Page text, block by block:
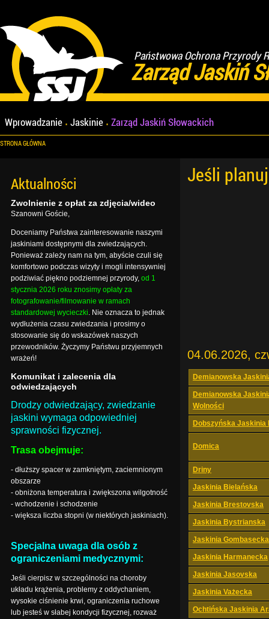
Państwowa Ochrona Przyrody
Zarząd Jaskiń
Wprowadzanie Jaskinie Zarząd Jaskiń Słowackich
STRONA GŁÓWNA
Jeśli
04.06.2026,
Demianowska
Demianowska
Wolności
Dobszyńska Jaskinia
Domica
Driny
Jaskinia Bielańska
Jaskinia Brestovska
Jaskinia Bystrianska
Jaskinia Gombasecka
Jaskinia Harmanecka
Jaskinia Jasovska
Jaskinia Vażecka
Ochtińska Jaskinia
Aktualności
Zwolnienie z opłat za zdjęcia/wideo
Szanowni Goście,
Doceniamy Państwa zainteresowanie naszymi
jaskiniami dostępnymi dla zwiedzających.
Ponieważ zależy nam na tym, abyście czuli się
komfortowo podczas wizyty i mogli intensywniej
podziwiać piękno podziemnej przyrody, od 1
stycznia 2026 roku znosimy opłaty za
fotografowanie/filmowanie w ramach
standardowej wycieczki. Nie oznacza to jednak
wydłużenia czasu zwiedzania i prosimy o
stosowanie się do wskazówek naszych
przewodników. Życzymy Państwu przyjemnych
wrażeń!
Komunikat i zalecenia dla
odwiedzających
Drodzy odwiedzający, zwiedzanie
jaskini wymaga odpowiedniej
sprawności fizycznej.
Trasa obejmuje:
- dłuższy spacer w zamkniętym, zaciemnionym
obszarze
- obniżona temperatura i zwiększona wilgotność
- wchodzenie i schodzenie
- większa liczba stopni (w niektórych jaskiniach).
Specjalna uwaga dla osób z
ograniczeniami medycznymi:
Jeśli cierpisz w szczególności na choroby
układu krążenia, problemy z oddychaniem,
wysokie ciśnienie krwi, ograniczenia ruchowe
lub jesteś w słabej kondycji fizycznej, rozważ